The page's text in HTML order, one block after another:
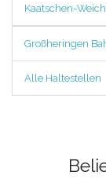
Kaatschen-
Großheringen
Alle Haltestellen